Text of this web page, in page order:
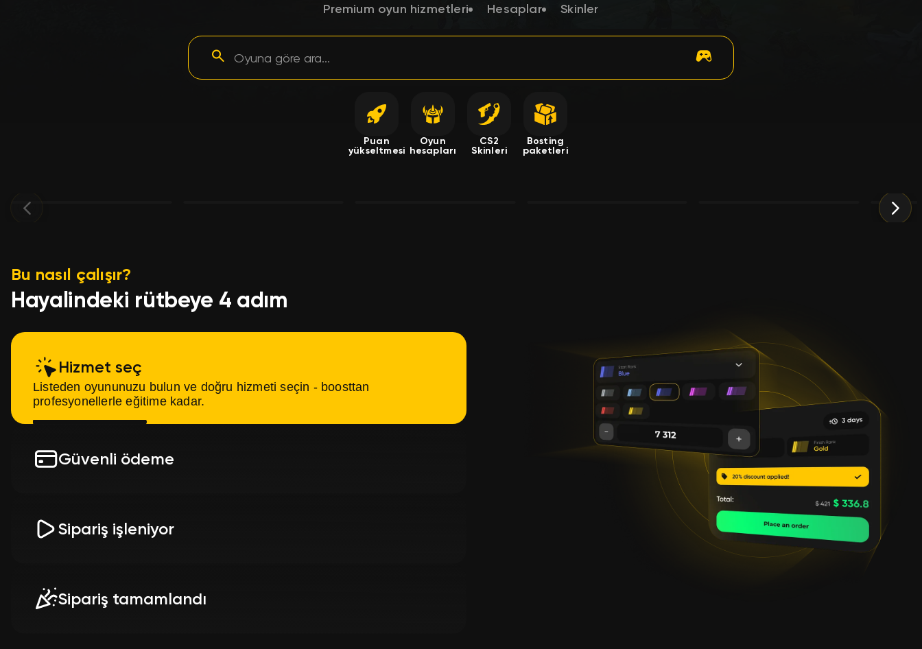
Premium oyun hizmetleri Hesaplar Skinler
Puan
yükseltmesi
Oyun
hesapları
CS2
Skinleri
Bosting
paketleri
Bu nasıl çalışır?
Hayalindeki rütbeye 4 adım
Hizmet seç
Listeden oyununuzu bulun ve doğru hizmeti seçin - boosttan
profesyonellerle eğitime kadar.
Güvenli ödeme
Sipariş işleniyor
edebilirsiniz.
Sipariş tamamlandı